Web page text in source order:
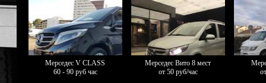
Мерседес V CLASS
60 - 90 руб час
Мерседес Вито 8 мест
от 50 руб/час